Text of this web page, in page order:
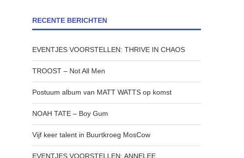
RECENTE BERICHTEN
EVENTJES VOORSTELLEN: THRIVE IN CHAOS
TROOST – Not All Men
Postuum album van MATT WATTS op komst
NOAH TATE – Boy Gum
Vijf keer talent in Buurtkroeg MosCow
EVENTJES VOORSTELLEN: ANNELEE